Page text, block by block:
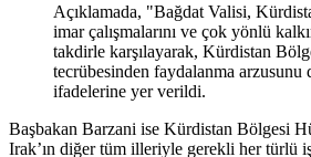
Açıklamada, "Bağdat Valisi,
imar çalışmalarını ve çok yönlü
takdirle karşılayarak, Kürdistan
tecrübesinden faydalanma arzusunu
ifadelerine yer verildi.
Başbakan Barzani ise Kürdistan Bölgesi
Irak’ın diğer tüm illeriyle gerekli her türlü